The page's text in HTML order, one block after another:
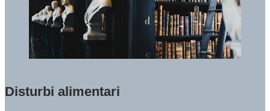
Disturbi alimentari